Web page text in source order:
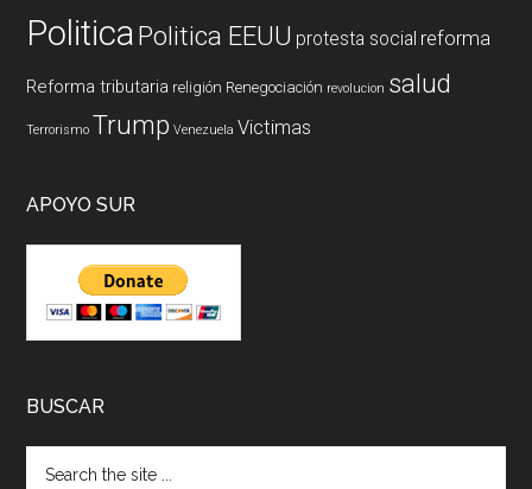
PoliticaPolitica EEUU protesta social reforma
Reforma tributaria religión Renegociación revolucion salud
Terrorismo Trump Venezuela Victimas
APOYO SUR
BUSCAR